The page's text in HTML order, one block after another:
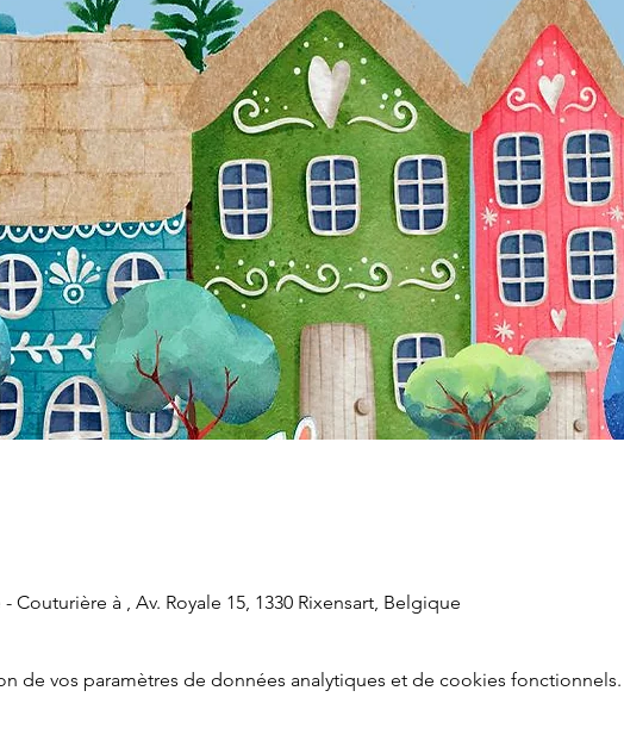
Couturière à , Av. Royale 15, 1330 Rixensart, Belgique
de vos paramètres de données analytiques et de cookies fonctionnels.